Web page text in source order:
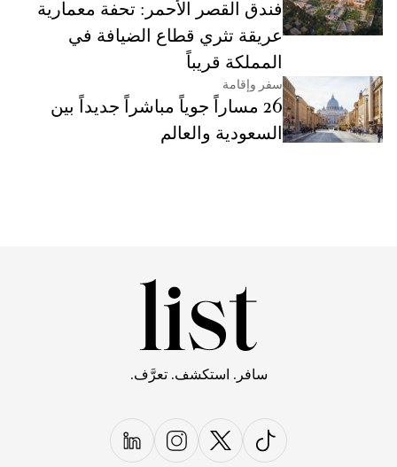
فندق القصر الأحمر: تحفة معمارية
عريقة تثري قطاع الضيافة في
المملكة قريباً
سفر وإقامة
26 مساراً جوياً مباشراً جديداً بين
السعودية والعالم
سافر. استكشف. تعرَّف.